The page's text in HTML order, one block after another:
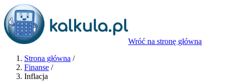
Wróć na stronę główną
Strona główna /
Finanse /
Inflacja